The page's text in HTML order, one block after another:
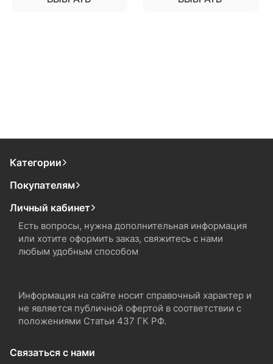
Категории
Покупателям
Личный кабинет
Есть вопросы, нужна дополнительная информация
или хотите оформить заказ, свяжитесь с нами
любым удобным способом
Информация на сайте носит справочный характер и
не является публичной офертой в соответствии с
положениями Статьи 437 ГК РФ.
Связаться с нами